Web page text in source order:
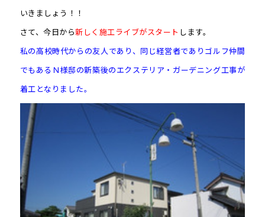
いきましょう！！
さて、今日から新しく施工ライブがスタート します。
私の高校時代からの友人であり、同じ経営者でありゴルフ仲間
でもあるＮ様邸の新築後のエクステリア・ガーデニング工事が
着工となりました。